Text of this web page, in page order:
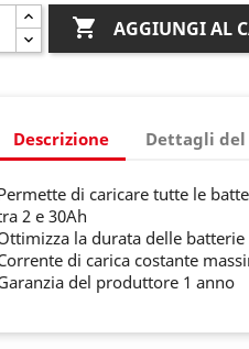
 AGGIUNGI AL
Descrizione Dettagli
di caricare tutte le
2 e 30Ah
la durata delle
di carica costante
del produttore 1 anno